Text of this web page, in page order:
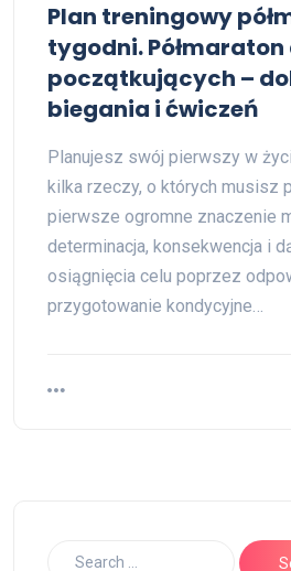
Plan treningowy
tygodni. Półmaraton
początkujących –
biegania i ćwiczeń
Planujesz swój pierwszy w
kilka rzeczy, o których musisz
pierwsze ogromne znaczenie
determinacja, konsekwencja i
osiągnięcia celu poprzez
przygotowanie kondycyjne…